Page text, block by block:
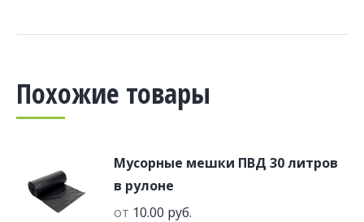
Похожие товары
Мусорные мешки ПВД 30 литров
в рулоне
от 10.00 руб.